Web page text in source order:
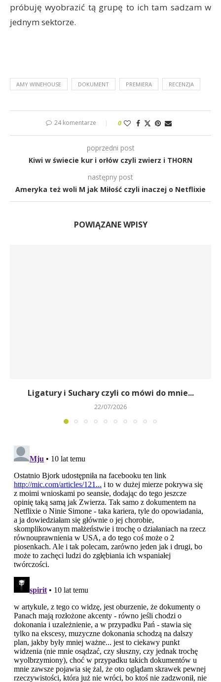
próbuję wyobrazić tą grupę to ich tam sadzam w
jednym sektorze.
AMY WINEHOUSE DOKUMENT PREMIERA RECENZJA
24 komentarze 0
poprzedni post
Kiwi w świecie kur i orłów czyli zwierz i THORN
następny post
Ameryka też woli M jak Miłość czyli inaczej o Netflixie
POWIĄZANE WPISY
Ligatury i Suchary czyli co mówi do mnie...
22/07/2026